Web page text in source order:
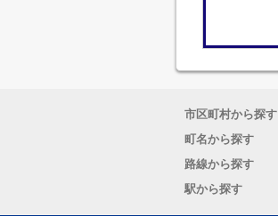
市区町村から探す
町名から探す
路線から探す
駅から探す